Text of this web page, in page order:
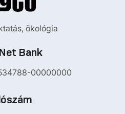
ökológia
Bank
00000000